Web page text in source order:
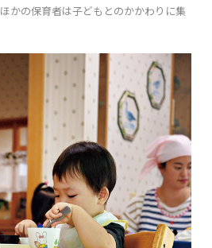
かの保育者は子どもとのかかわりに集